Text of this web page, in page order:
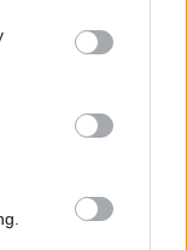
οικονομικού